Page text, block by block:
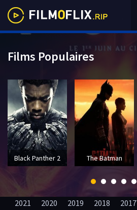
2021 2020 2019 2018 2017
Films Populaires
Black Panther 2 The Batman